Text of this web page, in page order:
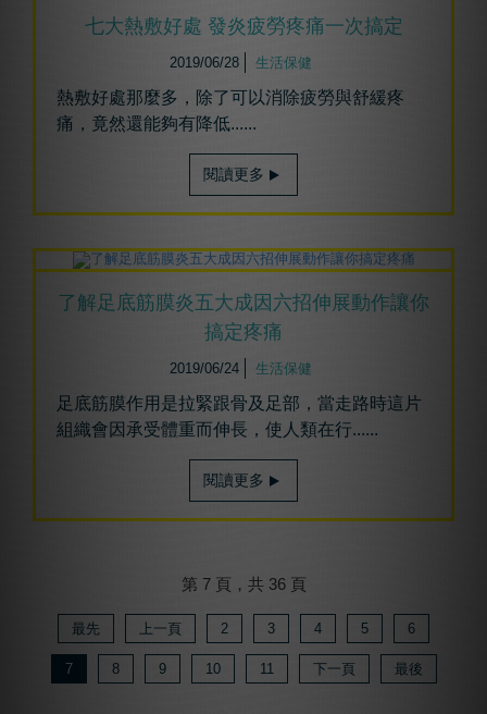
七大熱敷好處 發炎疲勞疼痛一次搞定
2019/06/28 生活保健
熱敷好處那麼多，除了可以消除疲勞與舒緩疼
痛，竟然還能夠有降低......
閱讀更多
了解足底筋膜炎五大成因六招伸展動作讓你
搞定疼痛
2019/06/24 生活保健
足底筋膜作用是拉緊跟骨及足部，當走路時這片
組織會因承受體重而伸長，使人類在行......
閱讀更多
第 7 頁，共 36 頁
最先 上一頁 2 3 4 5 6
7 8 9 10 11 下一頁 最後